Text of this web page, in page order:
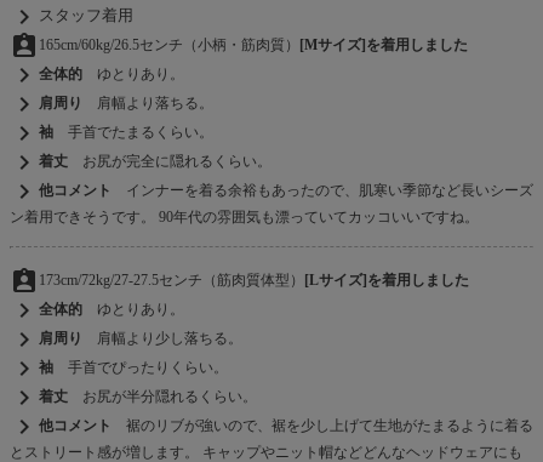
chevron_right スタッフ着用
assignment_ind 165cm/60kg/26.5センチ（小柄・筋肉質） [Mサイズ]を着用しました
chevron_right 全体的 ゆとりあり。
chevron_right 肩周り 肩幅より落ちる。
chevron_right 袖 手首でたまるくらい。
chevron_right 着丈 お尻が完全に隠れるくらい。
chevron_right 他コメント インナーを着る余裕もあったので、肌寒い季節など長いシーズ
ン着用できそうです。 90年代の雰囲気も漂っていてカッコいいですね。
assignment_ind 173cm/72kg/27-27.5センチ（筋肉質体型） [Lサイズ]を着用しました
chevron_right 全体的 ゆとりあり。
chevron_right 肩周り 肩幅より少し落ちる。
chevron_right 袖 手首でぴったりくらい。
chevron_right 着丈 お尻が半分隠れるくらい。
chevron_right 他コメント 裾のリブが強いので、裾を少し上げて生地がたまるように着る
とストリート感が増します。 キャップやニット帽などどんなヘッドウェアにも